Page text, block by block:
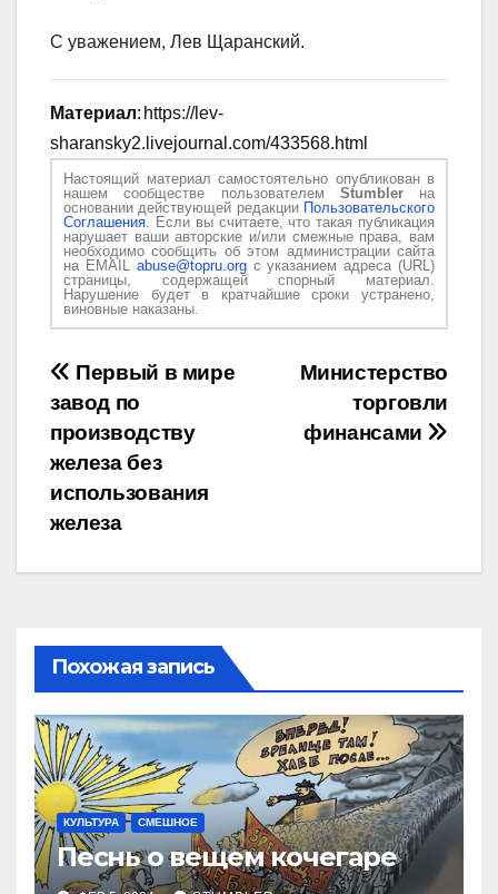
С уважением, Лев Щаранский.
Материал: https://lev-
sharansky2.livejournal.com/433568.html
Настоящий материал самостоятельно опубликован в
нашем сообществе пользователем Stumblerна
основании действующей редакции Пользовательского
Соглашения. Если вы считаете, что такая публикация
нарушает ваши авторские и/или смежные права, вам
необходимо сообщить об этом администрации сайта
на EMAIL abuse@topru.orgс указанием адреса (URL)
страницы, содержащей спорный материал.
Нарушение будет в кратчайшие сроки устранено,
виновные наказаны.
Навигация
по
записям
Министерство
торговли
финансами
Первый в мире
завод по
производству
железа без
использования
железа
Похожая запись
КУЛЬТУРА СМЕШНОЕ
Песнь о вещем кочегаре